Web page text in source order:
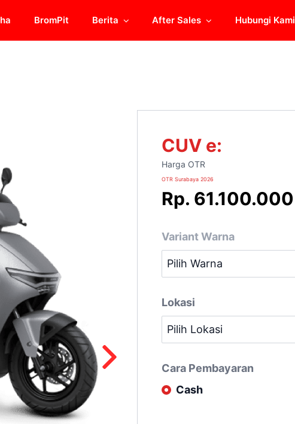
BromPit Berita After Sales Hubungi Kami
CUV e:
Harga OTR
OTR Surabaya 2026
Rp. 61.100.000
Variant Warna
Lokasi
Cara Pembayaran
Cash